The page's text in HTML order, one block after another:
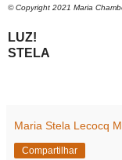
© Copyright 2021 Maria
LUZ!
STELA
Maria Stela Lecocq
Compartilhar